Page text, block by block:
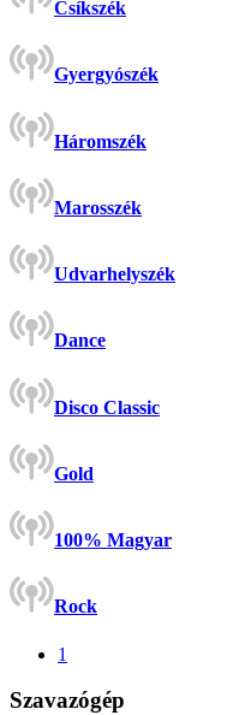
Csíkszék
Gyergyószék
Háromszék
Marosszék
Udvarhelyszék
Dance
Disco Classic
Gold
100% Magyar
Rock
1
Szavazógép